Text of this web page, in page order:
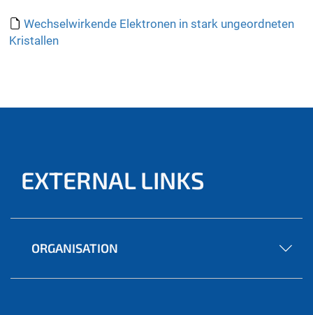
Wechselwirkende Elektronen in stark ungeordneten
Kristallen
EXTERNAL LINKS
ORGANISATION